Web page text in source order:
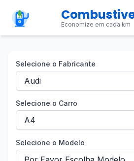
Economize em cada km
Selecione o Fabricante
Selecione o Carro
Selecione o Modelo